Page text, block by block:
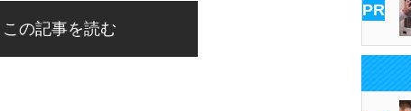
この記事を読む
PR